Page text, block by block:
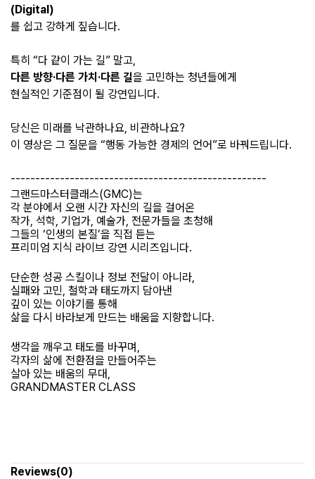
(Digital)
를 쉽고 강하게 짚습니다.
특히 “다 같이 가는 길” 말고,
다른 방향·다른 가치·다른 길을 고민하는 청년들에게
현실적인 기준점이 될 강연입니다.
당신은 미래를 낙관하나요, 비관하나요?
이 영상은 그 질문을 “행동 가능한 경제의 언어”로 바꿔드립니다.
----------------------------------------------------
그랜드마스터클래스(GMC)는
각 분야에서 오랜 시간 자신의 길을 걸어온
작가, 석학, 기업가, 예술가, 전문가들을 초청해
그들의 ‘인생의 본질’을 직접 듣는
프리미엄 지식 라이브 강연 시리즈입니다.
단순한 성공 스킬이나 정보 전달이 아니라,
실패와 고민, 철학과 태도까지 담아낸
깊이 있는 이야기를 통해
삶을 다시 바라보게 만드는 배움을 지향합니다.
생각을 깨우고 태도를 바꾸며,
각자의 삶에 전환점을 만들어주는
살아 있는 배움의 무대,
GRANDMASTER CLASS
Reviews(0)